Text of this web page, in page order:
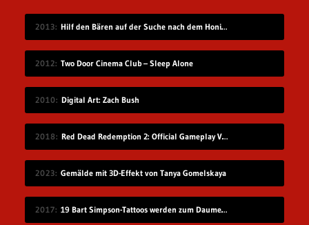
2013 Hilf den Bären auf der Suche nach dem Honigdieb
2012 Two Door Cinema Club – Sleep Alone
2010 Digital Art: Zach Bush
2018 Red Dead Redemption 2: Official Gameplay Video
2023 Gemälde mit 3D-Effekt von Tanya Gomelskaya
2017 19 Bart Simpson-Tattoos werden zum Daumenkino